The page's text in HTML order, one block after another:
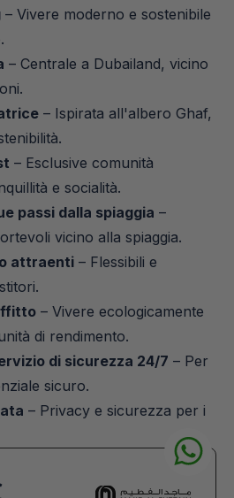
– Vivere moderno e sostenibile
– Centrale a Dubailand, vicino
– Ispirata all'albero Ghaf,
– Esclusive comunità
e socialità.
passi dalla spiaggia –
vicino alla spiaggia.
attraenti – Flessibili e
– Vivere ecologicamente
di rendimento.
di sicurezza 24/7 – Per
sicuro.
– Privacy e sicurezza per i